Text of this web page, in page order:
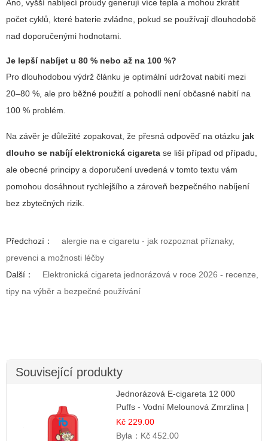
Ano, vyšší nabíjecí proudy generují více tepla a mohou zkrátit
počet cyklů, které baterie zvládne, pokud se používají dlouhodobě
nad doporučenými hodnotami.
Je lepší nabíjet u 80 % nebo až na 100 %?
Pro dlouhodobou výdrž článku je optimální udržovat nabití mezi
20–80 %, ale pro běžné použití a pohodlí není občasné nabití na
100 % problém.
Na závěr je důležité zopakovat, že přesná odpověď na otázku jak
dlouho se nabíjí elektronická cigareta se liší případ od případu,
ale obecné principy a doporučení uvedená v tomto textu vám
pomohou dosáhnout rychlejšího a zároveň bezpečného nabíjení
bez zbytečných rizik.
Předchozí：
alergie na e cigaretu - jak rozpoznat příznaky,
prevenci a možnosti léčby
Další：
Elektronická cigareta jednorázová v roce 2026 - recenze,
tipy na výběr a bezpečné používání
Související produkty
Jednorázová E-cigareta 12 000
Puffs - Vodní Melounová Zmrzlina |
Letní dezertní příchuť
Kč 229.00
Byla： Kč 452.00